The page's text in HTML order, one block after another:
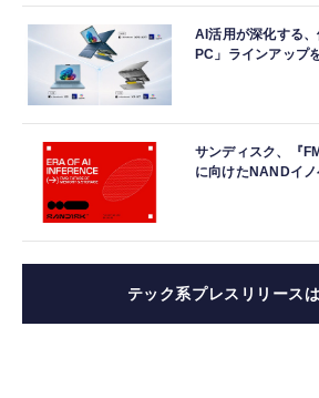
AI活用が深化する
PC」ラインアップ
サンディスク、『
に向けたNANDイ
テック系プレスリリース